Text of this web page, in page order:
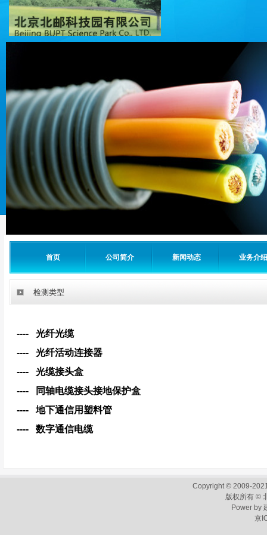
首页 公司简介 新闻动态 业务介绍
检测类型
---- 光纤光缆
---- 光纤活动连接器
---- 光缆接头盒
---- 同轴电缆接头接地保护盒
---- 地下通信用塑料管
---- 数字通信电缆
Copyright © 2009-
版权所有 ©
Power by
京